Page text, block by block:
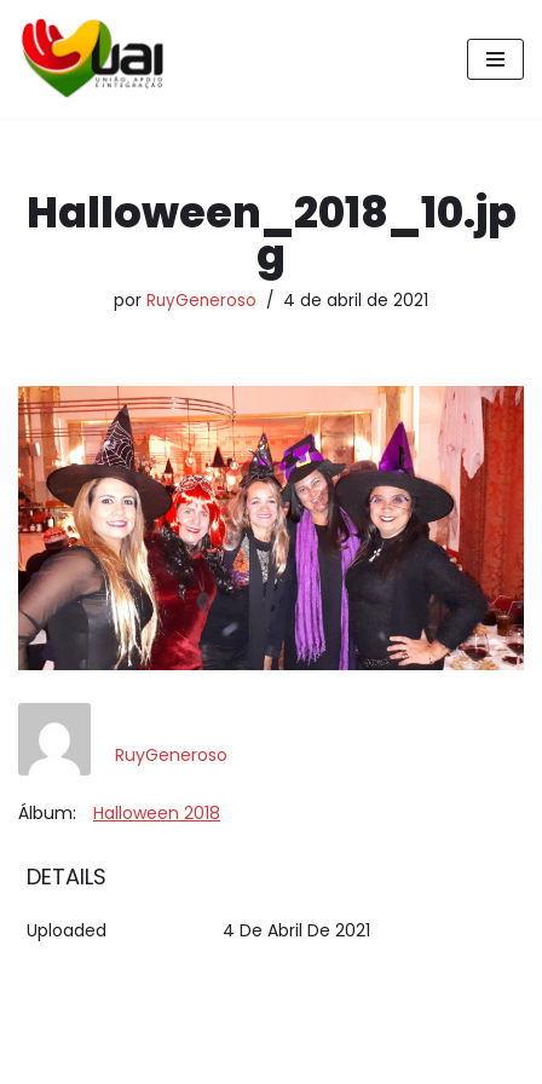
Pular
para
Halloween_2018_10.jp
g
por RuyGeneroso 4 de abril de 2021
RuyGeneroso
Álbum: Halloween 2018
DETAILS
Uploaded 4 De Abril De 2021